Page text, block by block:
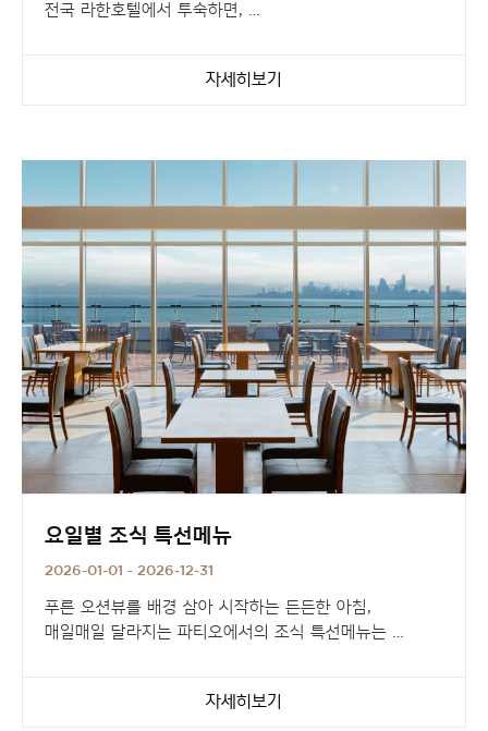
전국 라한호텔에서 투숙하면,
3박 / 5박 / 10박마다 주어지는
자세히보기
요일별 조식 특선메뉴
2026-01-01 - 2026-12-31
푸른 오션뷰를 배경 삼아 시작하는 든든한 아침,
매일매일 달라지는 파티오에서의 조식 특선메뉴는
자세히보기